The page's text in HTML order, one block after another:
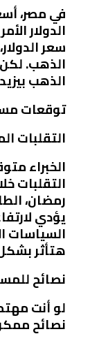
في مصر،
الدولار
سعر
الذهب.
الذهب
توقعات
التقلبات
الخبراء
التقلبات
رمضان،
يؤدي
السياسات
هتأثر
نصائح
لو أنت
نصائح